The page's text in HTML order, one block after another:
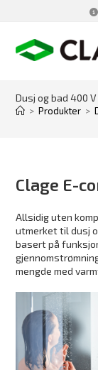
Dusj og bad 400 V
> Produkter >
Clage E-
Allsidig uten
utmerket til dusj
basert på
mengde med